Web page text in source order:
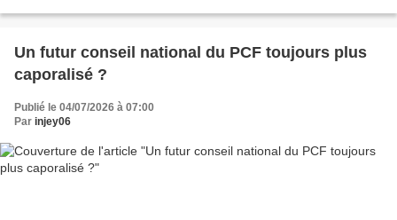
Un futur conseil national du PCF toujours plus
caporalisé ?
Publié le 04/07/2026 à 07:00
Par injey06